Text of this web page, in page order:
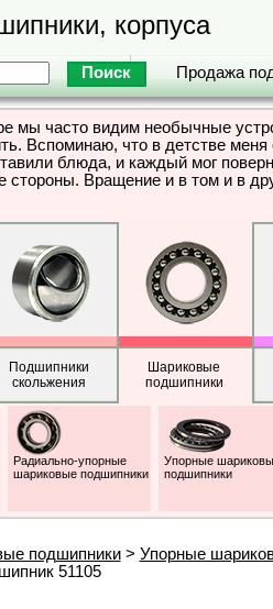
корпуса
Продажа
мы часто видим необычные
Вспоминаю, что в детстве
блюда, и каждый мог
стороны. Вращение и в том и в
Подшипники
скольжения
Шариковые
подшипники
Радиально-упорные
шариковые подшипники
Упорные
подшипники
подшипники> Упорные
51105